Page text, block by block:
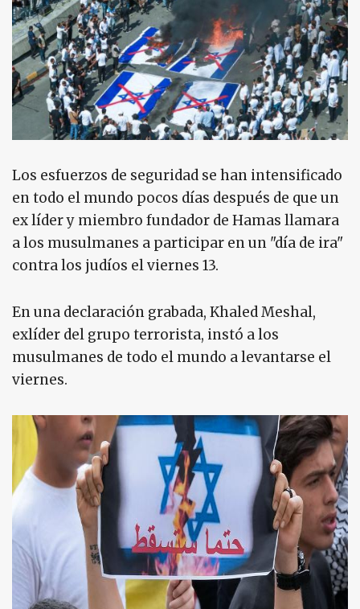
Los esfuerzos de seguridad se han intensificado
en todo el mundo pocos días después de que un
ex líder y miembro fundador de Hamas llamara
a los musulmanes a participar en un "día de ira"
contra los judíos el viernes 13.
En una declaración grabada, Khaled Meshal,
exlíder del grupo terrorista, instó a los
musulmanes de todo el mundo a levantarse el
viernes.